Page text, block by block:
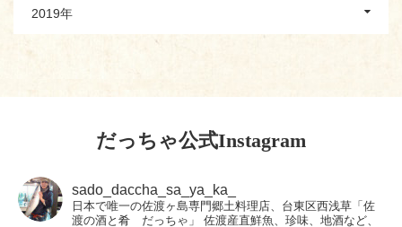
2019年
だっちゃ公式Instagram
sado_daccha_sa_ya_ka_
日本で唯一の佐渡ヶ島専門郷土料理店、台東区西浅草「佐
渡の酒と肴 だっちゃ」
佐渡産直鮮魚、珍味、地酒など、